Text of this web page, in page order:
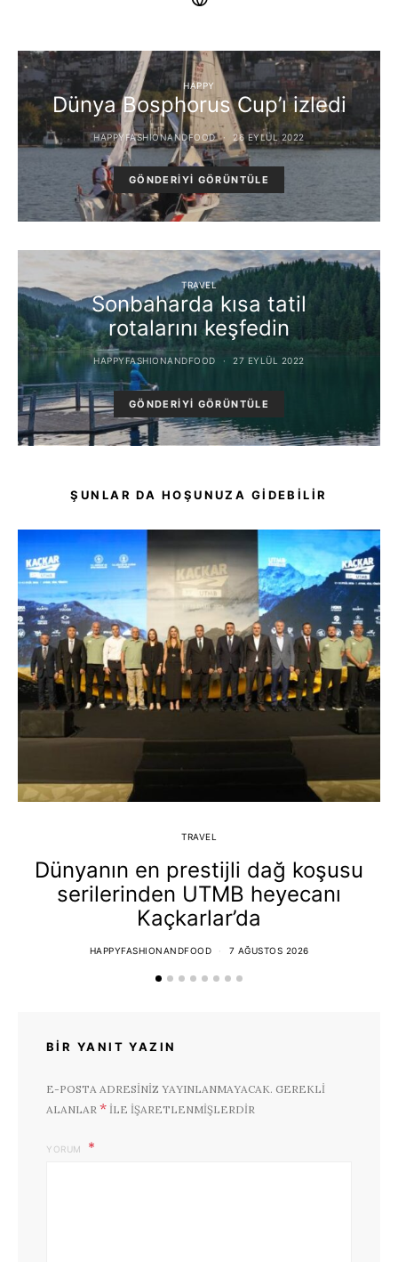
HAPPY
Dünya Bosphorus Cup’ı izledi
HAPPYFASHIONANDFOOD 26 EYLÜL 2022
GÖNDERIYI GÖRÜNTÜLE
TRAVEL
Sonbaharda kısa tatil
rotalarını keşfedin
HAPPYFASHIONANDFOOD 27 EYLÜL 2022
GÖNDERIYI GÖRÜNTÜLE
ŞUNLAR DA HOŞUNUZA GIDEBILIR
TRAVEL
Dünyanın en prestijli dağ koşusu
serilerinden UTMB heyecanı
Kaçkarlar’da
HAPPYFASHIONANDFOOD 7 AĞUSTOS 2026
BIR YANIT YAZIN
E-POSTA ADRESINIZ YAYINLANMAYACAK. GEREKLI
ALANLAR * ILE IŞARETLENMIŞLERDIR
YORUM